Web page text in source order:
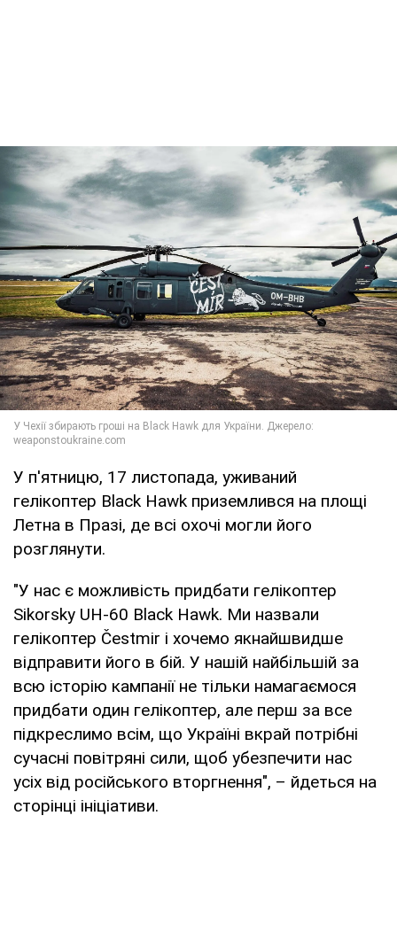
У п'ятницю, 17 листопада, уживаний
гелікоптер Black Hawk приземлився на площі
Летна в Празі, де всі охочі могли його
розглянути.
"У нас є можливість придбати гелікоптер
Sikorsky UH-60 Black Hawk. Ми назвали
гелікоптер Čestmir і хочемо якнайшвидше
відправити його в бій. У нашій найбільшій за
всю історію кампанії не тільки намагаємося
придбати один гелікоптер, але перш за все
підкреслимо всім, що Україні вкрай потрібні
сучасні повітряні сили, щоб убезпечити нас
усіх від російського вторгнення", – йдеться на
сторінці ініціативи.